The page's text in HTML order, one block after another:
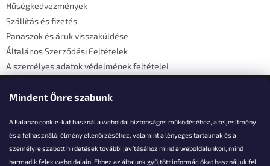
Mindent Önre szabunk
A Falanzo cookie-kat használ a weboldal biztonságos működéséhez, a teljesítmény
és a felhasználói élmény ellenőrzéséhez, valamint a lényeges tartalmak és a
személyre szabott hirdetések további javításához mind a weboldalunkon, mind
harmadik felek weboldalain. Ehhez az általunk gyűjtött információkat használjuk fel,
Hűségkedvezmények
Szállítás és fizetés
Panaszok és áruk visszaküldése
Általános Szerződési Feltételek
A személyes adatok védelmének feltételei
Elérhetőségi adatok
Akarsz kérdezni valamit?